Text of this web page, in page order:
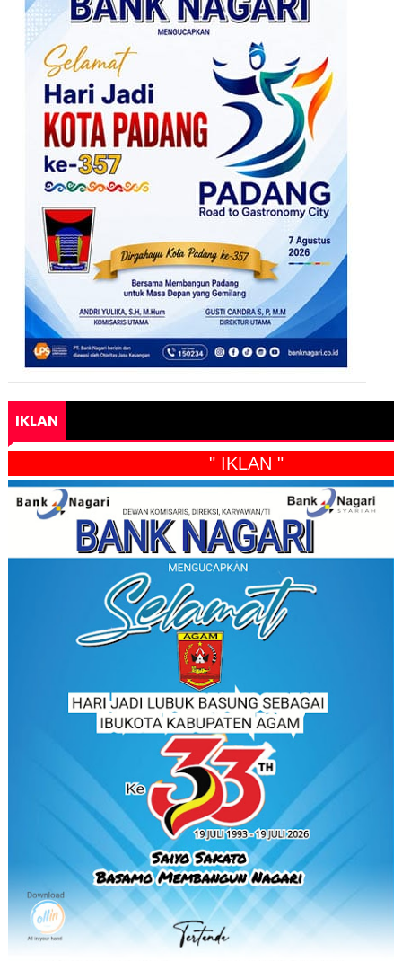
IKLAN
" IKLAN "